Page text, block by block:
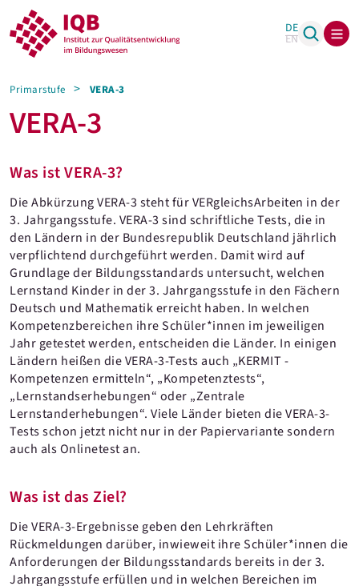
DE
EN
Primarstufe VERA-3
VERA-3
Was ist VERA-3?
Die Abkürzung VERA-3 steht für VERgleichsArbeiten in der
3. Jahrgangsstufe. VERA-3 sind schriftliche Tests, die in
den Ländern in der Bundesrepublik Deutschland jährlich
verpflichtend durchgeführt werden. Damit wird auf
Grundlage der Bildungsstandards untersucht, welchen
Lernstand Kinder in der 3. Jahrgangsstufe in den Fächern
Deutsch und Mathematik erreicht haben. In welchen
Kompetenzbereichen ihre Schüler*innen im jeweiligen
Jahr getestet werden, entscheiden die Länder. In einigen
Ländern heißen die VERA-3-Tests auch „KERMIT -
Kompetenzen ermitteln“, „Kompetenztests“,
„Lernstandserhebungen“ oder „Zentrale
Lernstanderhebungen“. Viele Länder bieten die VERA-3-
Tests schon jetzt nicht nur in der Papiervariante sondern
auch als Onlinetest an.
Was ist das Ziel?
Die VERA-3-Ergebnisse geben den Lehrkräften
Rückmeldungen darüber, inwieweit ihre Schüler*innen die
Anforderungen der Bildungsstandards bereits in der 3.
Jahrgangsstufe erfüllen und in welchen Bereichen im